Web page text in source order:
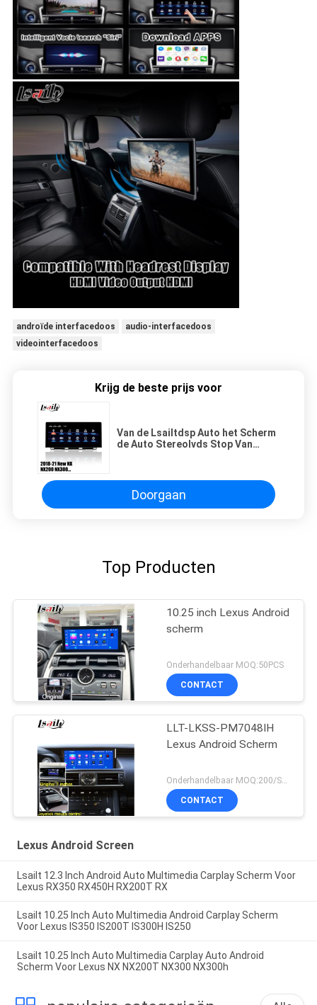
androïde interfacedoos
audio-interfacedoos
videointerfacedoos
Krijg de beste prijs voor
Van de Lsailtdsp Auto het Scherm
de Auto Stereolvds Stop Van
Doorgaan
Top Producten
10.25 inch Lexus Android
scherm
Onderhandelbaar MOQ:50PCS
CONTACT
LLT-LKSS-PM7048IH
Lexus Android Scherm
CONTACT
Lexus Android Screen
Lsailt 12.3 Inch Android Auto Multimedia Carplay Scherm Voor
Lexus RX350 RX450H RX200T RX
Lsailt 10.25 Inch Auto Multimedia Android Carplay Scherm
Voor Lexus IS350 IS200T IS300H IS250
Lsailt 10.25 Inch Auto Multimedia Carplay Auto Android
Scherm Voor Lexus NX NX200T NX300 NX300h